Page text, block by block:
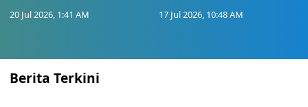
20 Jul 2026, 1:41 AM 17 Jul 2026, 10:48 AM
Berita Terkini